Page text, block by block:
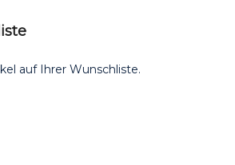
auf Ihrer Wunschliste.